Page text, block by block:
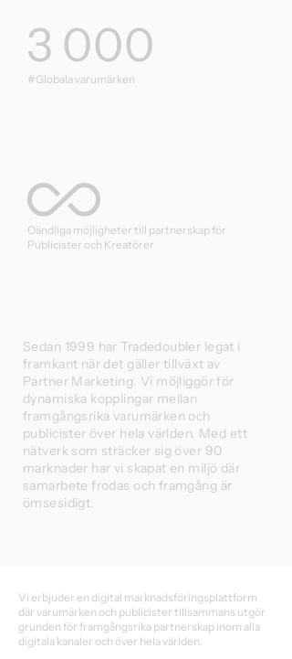
3 000
#Globala varumärken
Oändliga möjligheter till partnerskap för
Publicister och Kreatörer
Sedan 1999 har Tradedoubler legat i
framkant när det gäller tillväxt av
Partner Marketing. Vi möjliggör för
dynamiska kopplingar mellan
framgångsrika varumärken och
publicister över hela världen. Med ett
nätverk som sträcker sig över 90
marknader har vi skapat en miljö där
samarbete frodas och framgång är
ömsesidigt.
Vi erbjuder en digital marknadsföringsplattform
där varumärken och publicister tillsammans utgör
grunden för framgångsrika partnerskap inom alla
digitala kanaler och över hela världen.